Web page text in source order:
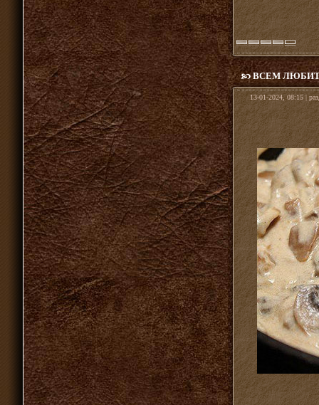
ВСЕМ
13-01-2024, 08:15 |